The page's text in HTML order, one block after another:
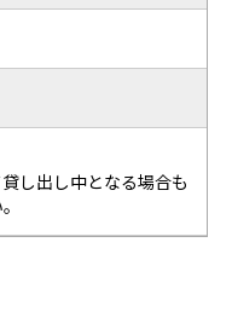
し出し中となる場合も